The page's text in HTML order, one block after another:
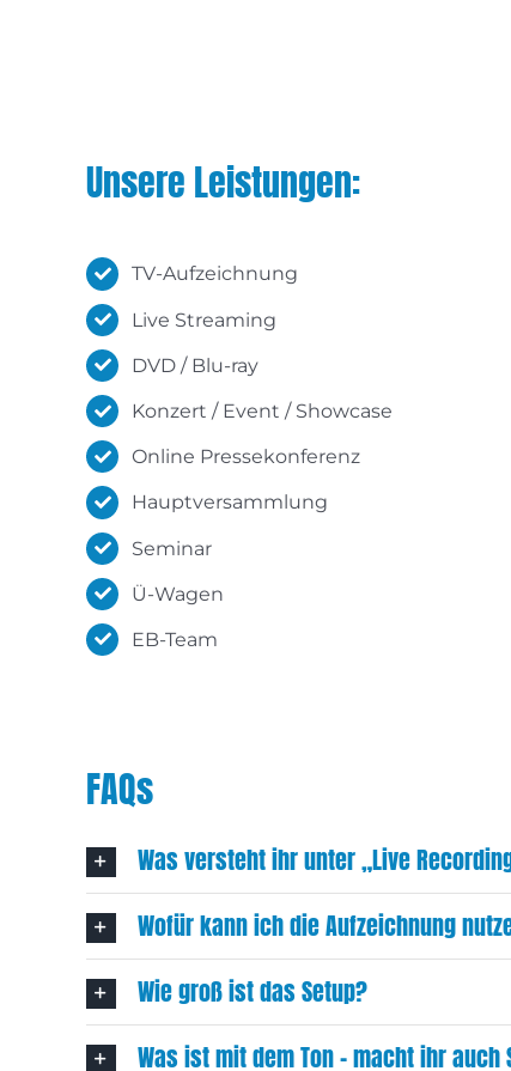
Unsere Leistungen:
TV-Aufzeichnung
Live Streaming
DVD / Blu-ray
Konzert / Event / Showcase
Online Pressekonferenz
Hauptversammlung
Seminar
Ü-Wagen
EB-Team
FAQs
Was versteht ihr unter „Live
Wofür kann ich die Aufzeichnung
Wie groß ist das Setup?
Was ist mit dem Ton – macht ihr auch